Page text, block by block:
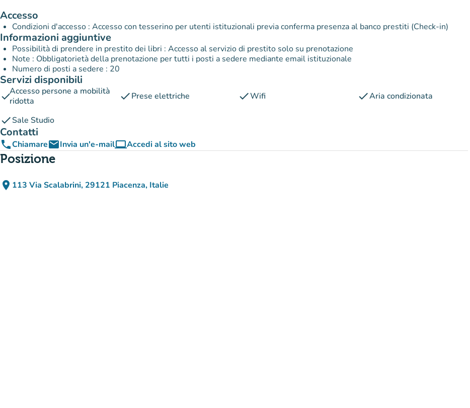
Accesso
Condizioni d'accesso : Accesso con tesserino per utenti istituzionali previa conferma presenza al banco prestiti (Check-in)
Informazioni aggiuntive
Possibilità di prendere in prestito dei libri : Accesso al servizio di prestito solo su prenotazione
Note : Obbligatorietà della prenotazione per tutti i posti a sedere mediante email istituzionale
Numero di posti a sedere : 20
Servizi disponibili
checkAccesso persone a mobilità
ridotta
checkPrese elettriche checkWifi checkAria condizionata
checkSale Studio
Contatti
phoneChiamareemailInvia un'e-mailcomputerAccedi al sito web
(nuova scheda)
Posizione
place 113 Via Scalabrini, 29121 Piacenza, Italie
(apri in Google Maps)
(nuova scheda)